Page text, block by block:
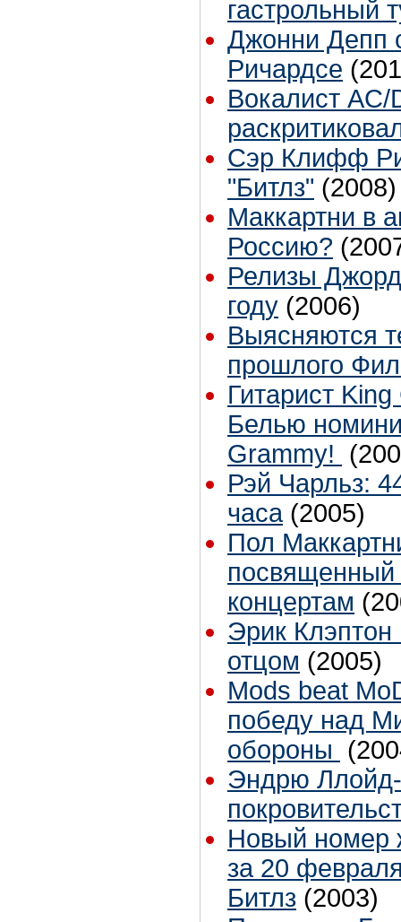
гастрольный
Джонни Депп
Ричардсе
Вокалист AC/
Сэр Клифф
"Битлз" (2008)
Маккартни в
Россию?
Релизы
году (2006)
Выясняются
прошлого
Гитарист
Белью
Grammy!
Рэй Чарльз:
часа (2005)
Пол
посвященный
концертам
Эрик Клэптон
отцом (2005)
Mods beat
победу над
обороны
Эндрю
Новый номер
за 20
Битлз (2003)